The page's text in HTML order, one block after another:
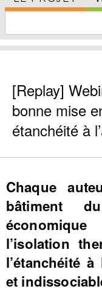
[Replay]
bonne mise
étanchéité à
Chaque
bâtiment
l’isolation
l’étanchéité
et